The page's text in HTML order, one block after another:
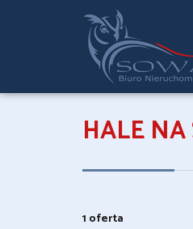
HALE
1 oferta